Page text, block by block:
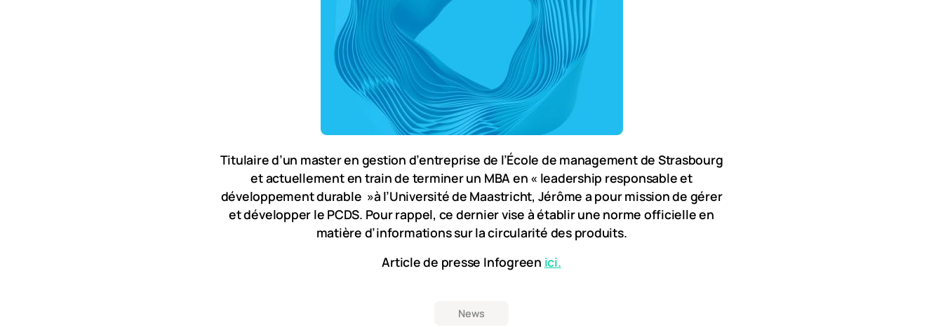
Titulaire d’un master en gestion d’entreprise de l’École de management de Strasbourg
et actuellement en train de terminer un MBA en « leadership responsable et
développement durable »à l’Université de Maastricht, Jérôme a pour mission de gérer
et développer le PCDS. Pour rappel, ce dernier vise à établir une norme officielle en
matière d’informations sur la circularité des produits.
Article de presse Infogreen ici.
News